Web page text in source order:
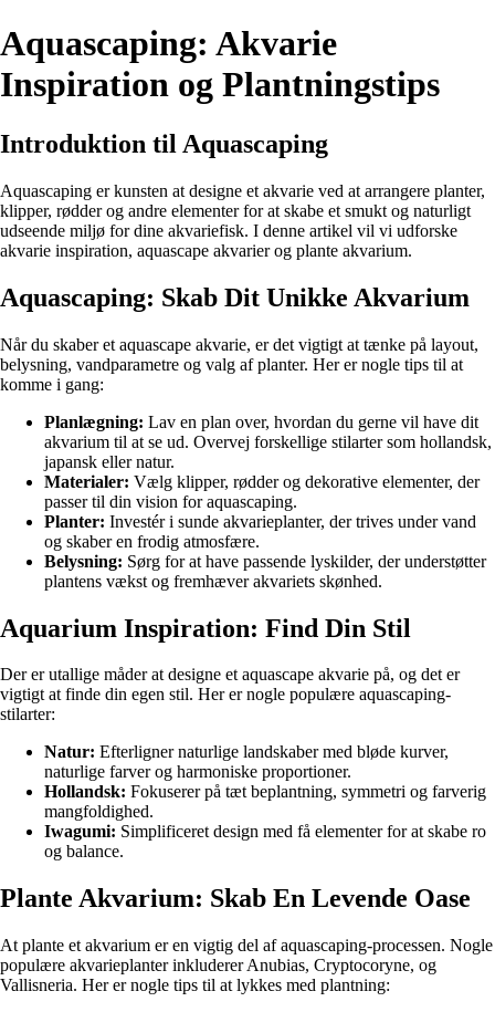
Aquascaping: Akvarie
Inspiration og Plantningstips
Introduktion til Aquascaping
Aquascaping er kunsten at designe et akvarie ved at arrangere planter,
klipper, rødder og andre elementer for at skabe et smukt og naturligt
udseende miljø for dine akvariefisk. I denne artikel vil vi udforske
akvarie inspiration, aquascape akvarier og plante akvarium.
Aquascaping: Skab Dit Unikke Akvarium
Når du skaber et aquascape akvarie, er det vigtigt at tænke på layout,
belysning, vandparametre og valg af planter. Her er nogle tips til at
komme i gang:
Planlægning: Lav en plan over, hvordan du gerne vil have dit
akvarium til at se ud. Overvej forskellige stilarter som hollandsk,
japansk eller natur.
Materialer: Vælg klipper, rødder og dekorative elementer, der
passer til din vision for aquascaping.
Planter: Investér i sunde akvarieplanter, der trives under vand
og skaber en frodig atmosfære.
Belysning: Sørg for at have passende lyskilder, der understøtter
plantens vækst og fremhæver akvariets skønhed.
Aquarium Inspiration: Find Din Stil
Der er utallige måder at designe et aquascape akvarie på, og det er
vigtigt at finde din egen stil. Her er nogle populære aquascaping-
stilarter:
Natur: Efterligner naturlige landskaber med bløde kurver,
naturlige farver og harmoniske proportioner.
Hollandsk: Fokuserer på tæt beplantning, symmetri og farverig
mangfoldighed.
Iwagumi: Simplificeret design med få elementer for at skabe ro
og balance.
Plante Akvarium: Skab En Levende Oase
At plante et akvarium er en vigtig del af aquascaping-processen. Nogle
populære akvarieplanter inkluderer Anubias, Cryptocoryne, og
Vallisneria. Her er nogle tips til at lykkes med plantning: